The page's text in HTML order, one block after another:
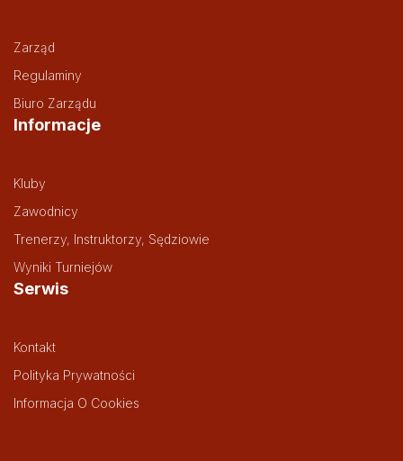
Zarząd
Regulaminy
Biuro Zarządu
Informacje
Kluby
Zawodnicy
Trenerzy, Instruktorzy, Sędziowie
Wyniki Turniejów
Serwis
Kontakt
Polityka Prywatności
Informacja O Cookies